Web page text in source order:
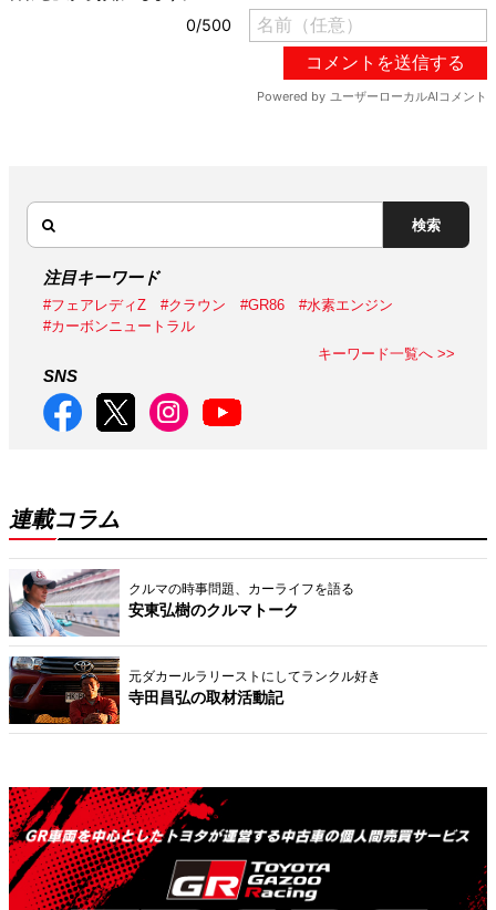
検索
注目キーワード
#フェアレディZ #クラウン #GR86
#水素エンジン
#カーボンニュートラル
キーワード一覧へ >>
SNS
連載コラム
クルマの時事問題、カーライフを語る
安東弘樹のクルマトーク
元ダカールラリーストにしてランクル好き
寺田昌弘の取材活動記